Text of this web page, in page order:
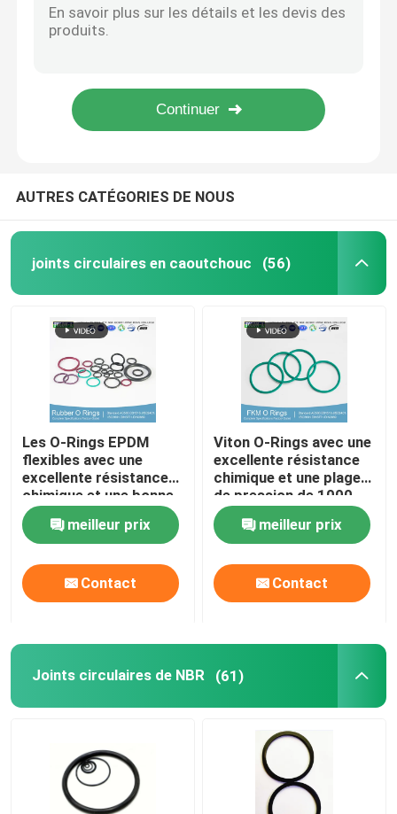
Joints circulaires de FKM
joints circulaires d'epdm
Joints de Walform
Pièces en caoutchouc faites sur commande
PTFE a enduit le joint circulaire
Joint circulaire revêtu de téflon
Joints collés
Joints circulaires noirs précis de NBR scellant la norme AS568 résistante d'huile d'usage d'usage
AUTRES CATÉGORIES DE NOUS
joints circulaires en caoutchouc (56)
Les O-Rings EPDM
flexibles avec une
excellente résistance
chimique et une bonne
résistance aux UV
meilleur prix
Contact
Viton O-Rings avec une
excellente résistance
chimique et une plage
de pression de 1000
psi
meilleur prix
Contact
Joints circulaires de NBR (61)